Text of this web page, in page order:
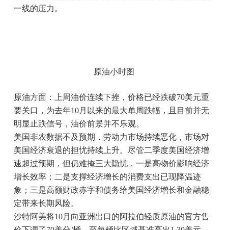
一线的压力。
原油小时图
原油方面：上周油价连续下挫，价格已经跌破70美元重
要关口，为去年10月以来的最大单周跌幅，且目前并无
明显止跌信号，油价前景并不乐观。
美国非农数据不及预期，劳动力市场持续恶化，市场对
美国经济衰退的担忧持续上升。尽管二季度美国经济增
速超过预期，但仍难掩三大隐忧，一是高物价影响经济
增长效率；二是支撑经济增长的消费支出已现降温迹
象；三是高额财政赤字和债务给美国经济增长和金融稳
定带来长期风险。
沙特阿美将10月向亚洲出口的阿拉伯轻质原油的官方售